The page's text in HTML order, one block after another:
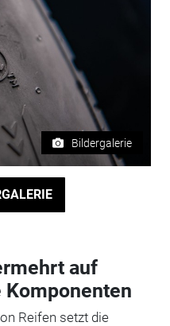
Bildergalerie
auf
Reifen setzt die